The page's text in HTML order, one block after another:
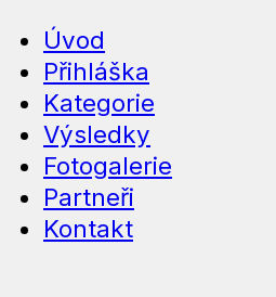
Úvod
Přihláška
Kategorie
Výsledky
Fotogalerie
Partneři
Kontakt